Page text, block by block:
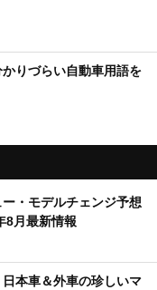
かりづらい自動車用語を
ー・モデルチェンジ予想
8月最新情報
日本車＆外車の珍しいマ